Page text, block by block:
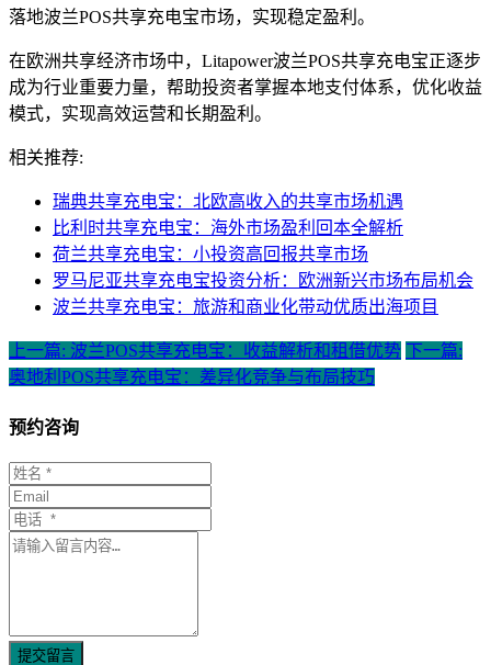
落地波兰POS共享充电宝市场，实现稳定盈利。
在欧洲共享经济市场中，Litapower波兰POS共享充电宝正逐步
成为行业重要力量，帮助投资者掌握本地支付体系，优化收益
模式，实现高效运营和长期盈利。
相关推荐:
瑞典共享充电宝：北欧高收入的共享市场机遇
比利时共享充电宝：海外市场盈利回本全解析
荷兰共享充电宝：小投资高回报共享市场
罗马尼亚共享充电宝投资分析：欧洲新兴市场布局机会
波兰共享充电宝：旅游和商业化带动优质出海项目
上一篇: 波兰POS共享充电宝：收益解析和租借优势 下一篇:
奥地利POS共享充电宝：差异化竞争与布局技巧
预约咨询
提交留言